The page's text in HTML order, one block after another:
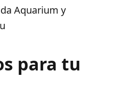
Aquarium y
para tu